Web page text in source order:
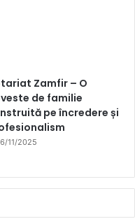
Zamfir – O
de familie
pe încredere și
11/2025